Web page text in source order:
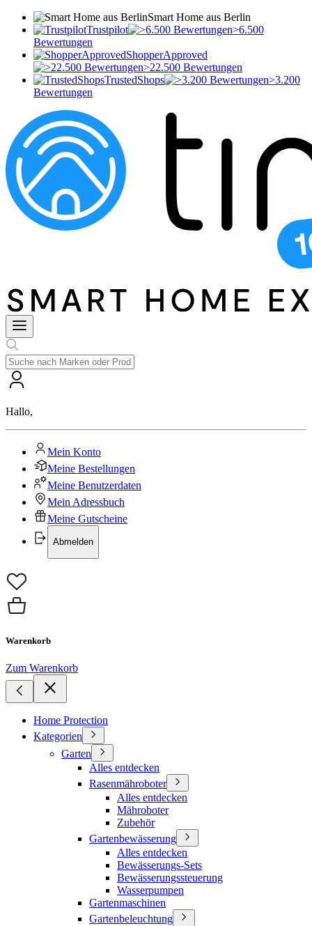
Smart Home aus Berlin
Trustpilot
>6.500
Bewertungen
ShopperApproved
>22.500 Bewertungen
TrustedShops
>3.200
Bewertungen
Hallo,
Mein Konto
Meine Bestellungen
Meine Benutzerdaten
Mein Adressbuch
Meine Gutscheine
Abmelden
Warenkorb
Zum Warenkorb
Home Protection
Kategorien
Garten
Alles entdecken
Rasenmähroboter
Alles entdecken
Mähroboter
Zubehör
Gartenbewässerung
Alles entdecken
Bewässerungs-Sets
Bewässerungssteuerung
Wasserpumpen
Gartenmaschinen
Gartenbeleuchtung